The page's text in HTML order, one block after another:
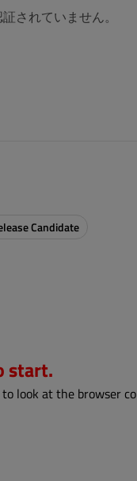
されていません。
Candidate
start.
look at the browser